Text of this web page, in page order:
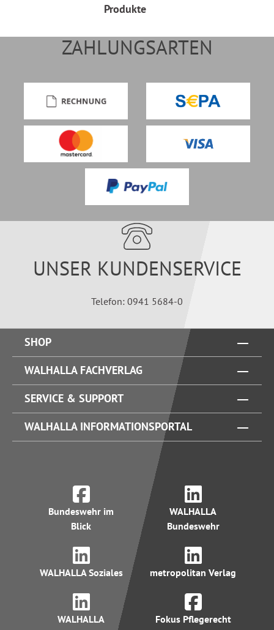
Produkte
ZAHLUNGSARTEN
UNSER KUNDENSERVICE
Telefon: 0941 5684-0
SHOP
WALHALLA FACHVERLAG
SERVICE & SUPPORT
WALHALLA INFORMATIONSPORTAL
Bundeswehr im
Blick
WALHALLA
Bundeswehr
WALHALLA Soziales metropolitan Verlag
WALHALLA
Fokus Pflegerecht